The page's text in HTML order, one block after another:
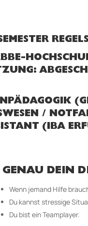
/
(IBA
GENAU DEIN
Wenn jemand Hilfe
Du kannst stressige
Du bist ein Teamplayer.